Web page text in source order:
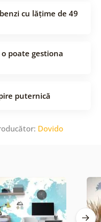
cu lățime de 49
poate gestiona
puternică
Dovido